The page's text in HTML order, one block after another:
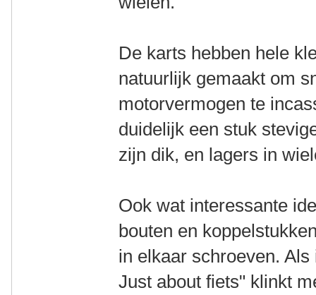
De karts hebben hele
natuurlijk gemaakt om
motorvermogen te
duidelijk een stuk
zijn dik, en lagers in
Ook wat interessante
bouten en
in elkaar schroeven.
Just about fiets" klinkt